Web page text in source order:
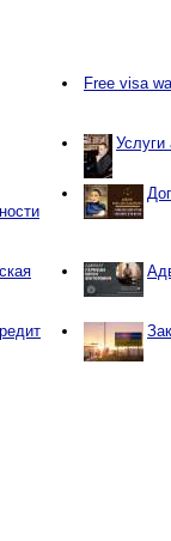
Free visa
Услуги